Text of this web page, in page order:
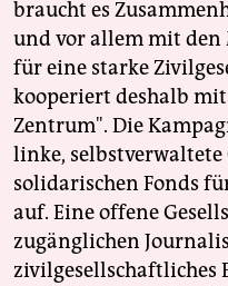
braucht es
und vor allem mit den
für eine starke
kooperiert deshalb
Zentrum". Die
linke,
solidarischen Fonds
auf. Eine offene
zugänglichen
zivilgesellschaftliches